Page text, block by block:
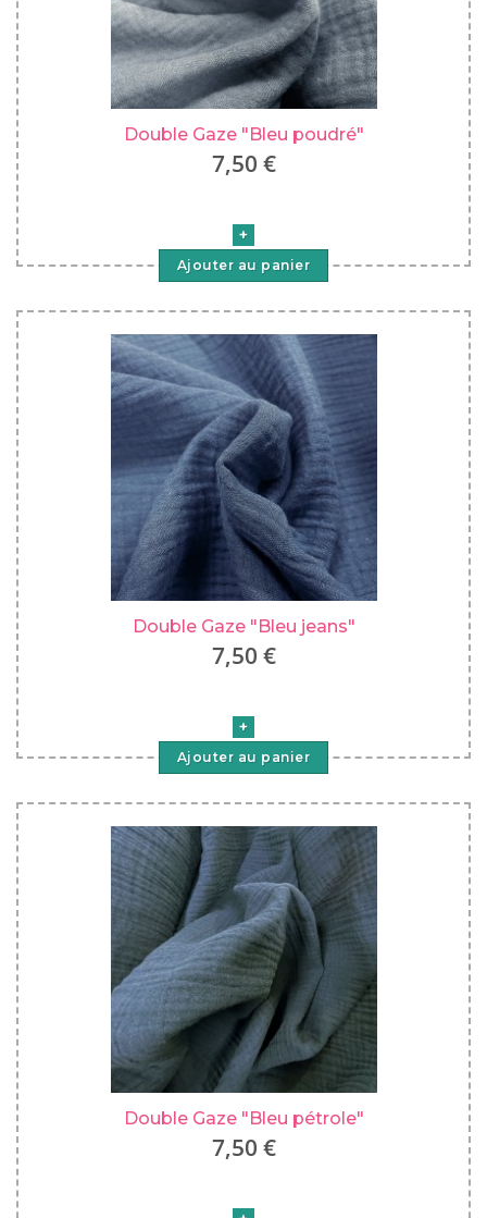
Double Gaze "Bleu poudré"
7,50 €
Ajouter au panier
Double Gaze "Bleu jeans"
7,50 €
Ajouter au panier
Double Gaze "Bleu pétrole"
7,50 €